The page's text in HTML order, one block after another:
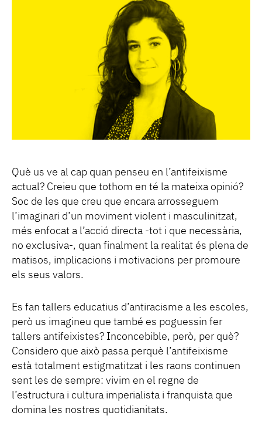
Què us ve al cap quan penseu en l’antifeixisme
actual? Creieu que tothom en té la mateixa opinió?
Soc de les que creu que encara arrosseguem
l’imaginari d’un moviment violent i masculinitzat,
més enfocat a l’acció directa -tot i que necessària,
no exclusiva-, quan finalment la realitat és plena de
matisos, implicacions i motivacions per promoure
els seus valors.
Es fan tallers educatius d’antiracisme a les escoles,
però us imagineu que també es poguessin fer
tallers antifeixistes? Inconcebible, però, per què?
Considero que això passa perquè l’antifeixisme
està totalment estigmatitzat i les raons continuen
sent les de sempre: vivim en el regne de
l’estructura i cultura imperialista i franquista que
domina les nostres quotidianitats.